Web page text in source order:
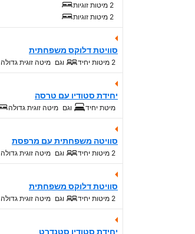
2 מיטות זוגיות
2 מיטות זוגיות
סוויטת דלוקס משפחתית
2 מיטות יחיד וגם מיטה זוגית גדולה
יחידת סטודיו עם טרסה
מיטת יחיד וגם מיטה זוגית גדולה
סוויטה משפחתית עם מרפסת
2 מיטות יחיד וגם מיטה זוגית גדולה
סוויטת דלוקס משפחתית
2 מיטות יחיד וגם מיטה זוגית גדולה
יחידת סטודיו סטנדרט